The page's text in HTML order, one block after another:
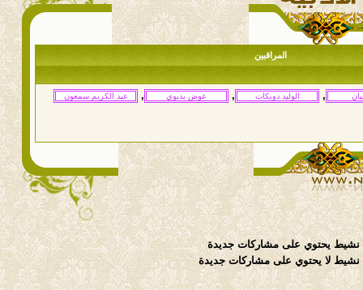
المراقبين
,
,
,
يحتوي على مشاركات جديدة
لا يحتوي على مشاركات جديدة